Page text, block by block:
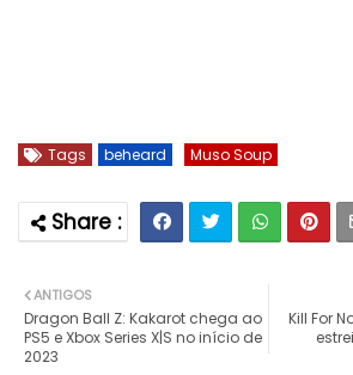
Tags beheard Muso Soup
Kill For
ANTIGOS
Dragon Ball Z: Kakarot chega ao
PS5 e Xbox Series X|S no início de
2023